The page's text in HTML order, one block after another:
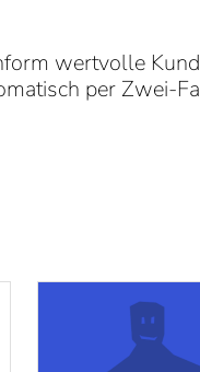
wertvolle
per Zwei-